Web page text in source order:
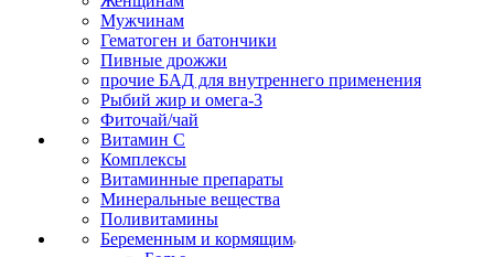
Мужчинам
Гематоген и батончики
Пивные дрожжи
прочие БАД для внутреннего применения
Рыбий жир и омега-3
Фиточай/чай
Витамин С
Комплексы
Витаминные препараты
Минеральные вещества
Поливитамины
Беременным и кормящим